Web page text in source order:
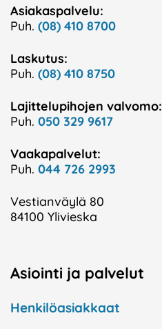
Asiakaspalvelu:
Puh. (08) 410 8700
Laskutus:
Puh. (08) 410 8750
Lajittelupihojen valvomo:
Puh. 050 329 9617
Vaakapalvelut:
Puh. 044 726 2993
Vestianväylä 80
84100 Ylivieska
Asiointi ja palvelut
Henkilöasiakkaat